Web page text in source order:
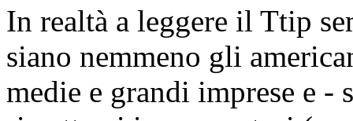
In realtà a leggere il Ttip
siano nemmeno gli
medie e grandi imprese e